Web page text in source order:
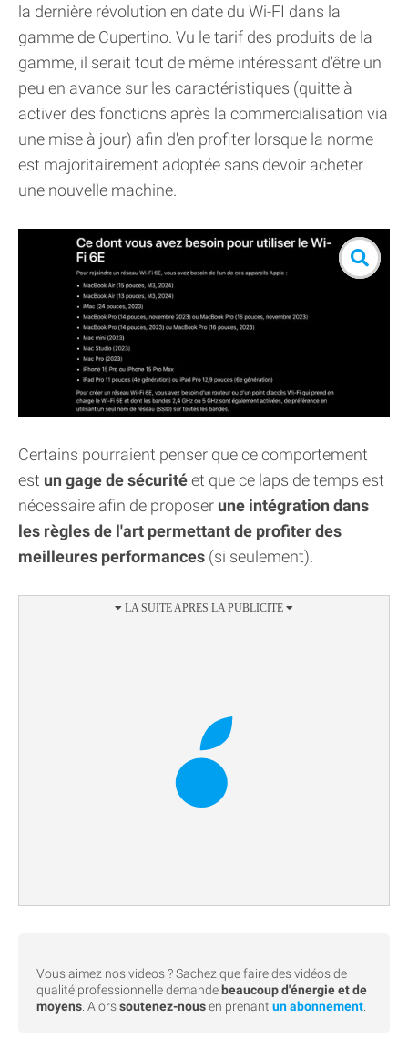
la dernière révolution en date du Wi-FI dans la
gamme de Cupertino. Vu le tarif des produits de la
gamme, il serait tout de même intéressant d'être un
peu en avance sur les caractéristiques (quitte à
activer des fonctions après la commercialisation via
une mise à jour) afin d'en profiter lorsque la norme
est majoritairement adoptée sans devoir acheter
une nouvelle machine.
Certains pourraient penser que ce comportement
est un gage de sécuritéet que ce laps de temps est
nécessaire afin de proposer une intégration dans
les règles de l'art permettant de profiter des
meilleures performances (si seulement).
Vous aimez nos videos ? Sachez que faire des vidéos de
qualité professionnelle demande beaucoup d'énergie et de
moyens . Alorssoutenez-nousen prenant un abonnement